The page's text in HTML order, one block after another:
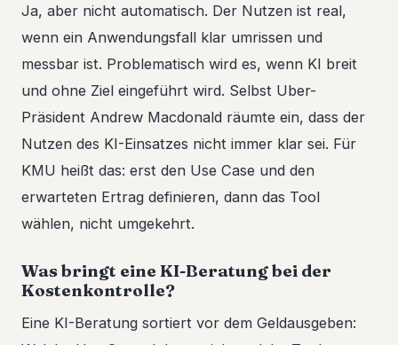
Ja, aber nicht automatisch. Der Nutzen ist real,
wenn ein Anwendungsfall klar umrissen und
messbar ist. Problematisch wird es, wenn KI breit
und ohne Ziel eingeführt wird. Selbst Uber-
Präsident Andrew Macdonald räumte ein, dass der
Nutzen des KI-Einsatzes nicht immer klar sei. Für
KMU heißt das: erst den Use Case und den
erwarteten Ertrag definieren, dann das Tool
wählen, nicht umgekehrt.
Was bringt eine KI-Beratung bei der
Kostenkontrolle?
Eine KI-Beratung sortiert vor dem Geldausgeben: